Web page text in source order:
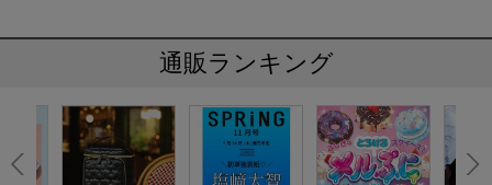
通販ランキング